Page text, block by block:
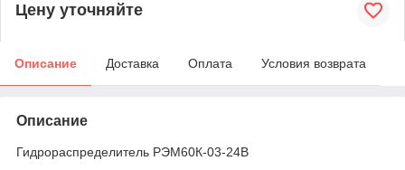
Цену уточняйте
Описание Доставка Оплата Условия возврата
Описание
Гидрораспределитель РЭМ60К-03-24В